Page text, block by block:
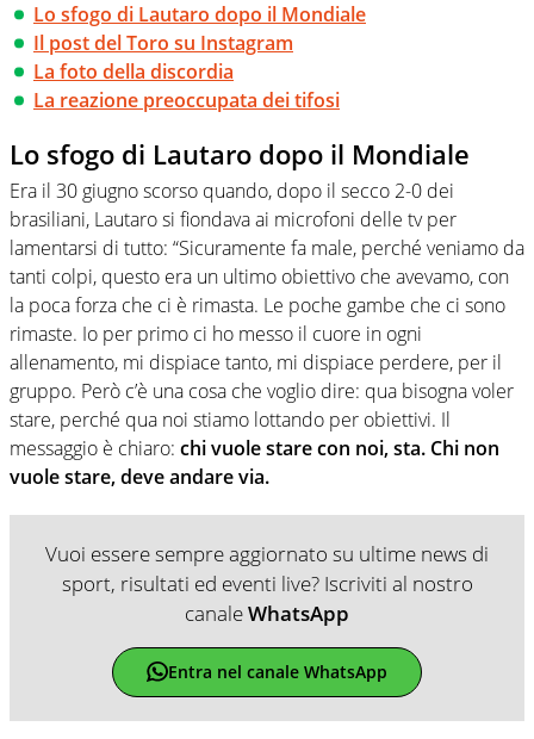
Lo sfogo di Lautaro dopo il Mondiale
Il post del Toro su Instagram
La foto della discordia
La reazione preoccupata dei tifosi
Lo sfogo di Lautaro dopo il Mondiale
Era il 30 giugno scorso quando, dopo il secco 2-0 dei
brasiliani, Lautaro si fiondava ai microfoni delle tv per
lamentarsi di tutto: “Sicuramente fa male, perché veniamo da
tanti colpi, questo era un ultimo obiettivo che avevamo, con
la poca forza che ci è rimasta. Le poche gambe che ci sono
rimaste. Io per primo ci ho messo il cuore in ogni
allenamento, mi dispiace tanto, mi dispiace perdere, per il
gruppo. Però c’è una cosa che voglio dire: qua bisogna voler
stare, perché qua noi stiamo lottando per obiettivi. Il
messaggio è chiaro: chi vuole stare con noi, sta. Chi non
vuole stare, deve andare via.
Vuoi essere sempre aggiornato su ultime news di
sport, risultati ed eventi live? Iscriviti al nostro
canaleWhatsApp
Entra nel canale WhatsApp